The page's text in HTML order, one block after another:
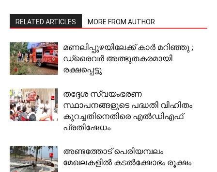
RELATED ARTICLES MORE FROM AUTHOR
മണലിപ്പുഴയിലേക്ക് കാര്‍ മറിഞ്ഞു ;
ഡ്രൈവര്‍ അത്ഭുതകരമായി
രക്ഷപ്പെട്ടു
തദ്ദേശ സ്വയംഭരണ
സ്ഥാപനങ്ങളുടെ പദ്ധതി വിഹിതം
കുറച്ചതിനെതിരെ എൽഡിഎഫ്
പ്രതിഷേധം
അണ്ടത്തോട് പെരിയമ്പലം
മേഖലകളില്‍ കടല്‍ക്ഷോഭം രൂക്ഷം